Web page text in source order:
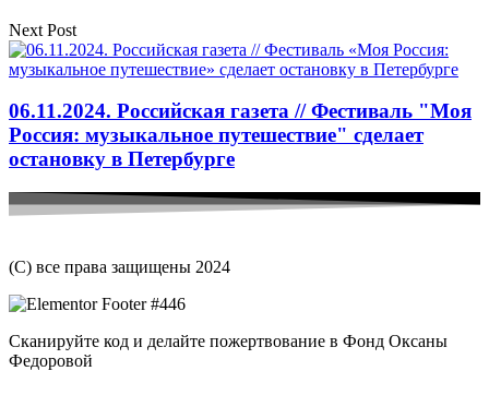
Next Post
06.11.2024. Российская газета // Фестиваль "Моя
Россия: музыкальное путешествие" сделает
остановку в Петербурге
(С) все права защищены 2024
Сканируйте код и делайте пожертвование в Фонд Оксаны
Федоровой